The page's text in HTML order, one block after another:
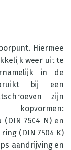
Hiermee
weer uit te
in de
bij een
zijn
kopvormen:
(DIN 7504 N) en
(DIN 7504 K)
aandrijving en